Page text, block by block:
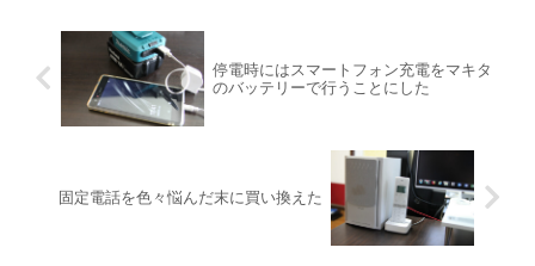
停電時にはスマートフォン充電をマキタ
のバッテリーで行うことにした
固定電話を色々悩んだ末に買い換えた